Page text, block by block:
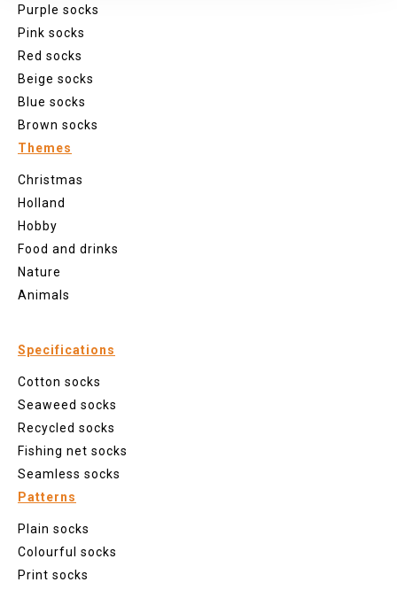
Purple socks
Pink socks
Red socks
Beige socks
Blue socks
Brown socks
Themes
Christmas
Holland
Hobby
Food and drinks
Nature
Animals
Specifications
Cotton socks
Seaweed socks
Recycled socks
Fishing net socks
Seamless socks
Patterns
Plain socks
Colourful socks
Print socks